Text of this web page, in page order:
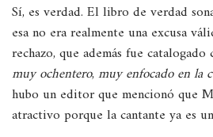
Sí, es verdad. El libro de verdad
esa no era realmente una excusa
rechazo, que además fue catalogado
muy ochentero, muy enfocado en la
hubo un editor que mencionó que
atractivo porque la cantante ya es